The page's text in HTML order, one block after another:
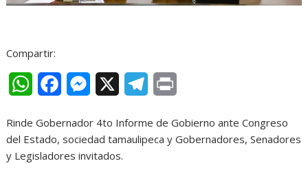
Compartir:
W
a
t
c
e
M
s
s
l
i
Rinde Gobernador 4to Informe de Gobierno ante Congreso
del Estado, sociedad tamaulipeca y Gobernadores, Senadores
y Legisladores invitados.